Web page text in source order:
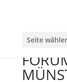
Seite